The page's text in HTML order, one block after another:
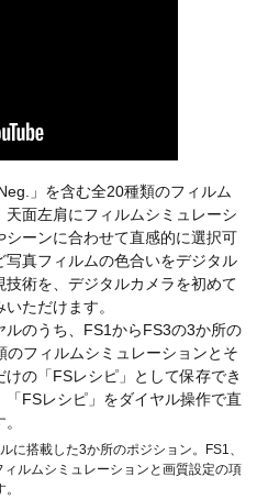
」を含む全20種類のフィルム
面左肩にフィルムシミュレーシ
シーンに合わせて直感的に選択可
真フィルムの色合いをデジタル
術を、デジタルカメラを初めて
ただけます。
のうち、FS1からFS3の3か所の
フィルムシミュレーションとそ
の「FSレシピ」として保存でき
FSレシピ」をダイヤル操作で直
に搭載した3か所のポジション。FS1、
ルムシミュレーションと画質設定の項